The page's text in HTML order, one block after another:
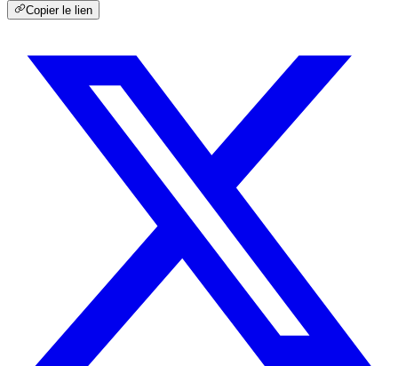
Copier le lien